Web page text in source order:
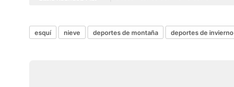
esquí nieve deportes de montaña deportes de invierno